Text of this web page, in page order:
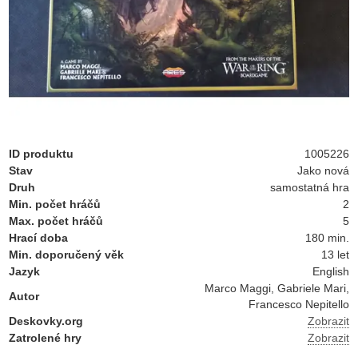
ID produktu
1005226
Stav
Jako nová
Druh
samostatná hra
Min. počet hráčů
2
Max. počet hráčů
5
Hrací doba
180 min.
Min. doporučený věk
13 let
Jazyk
English
Autor
Marco Maggi, Gabriele Mari,
Francesco Nepitello
Deskovky.org
Zobrazit
Zatrolené hry
Zobrazit